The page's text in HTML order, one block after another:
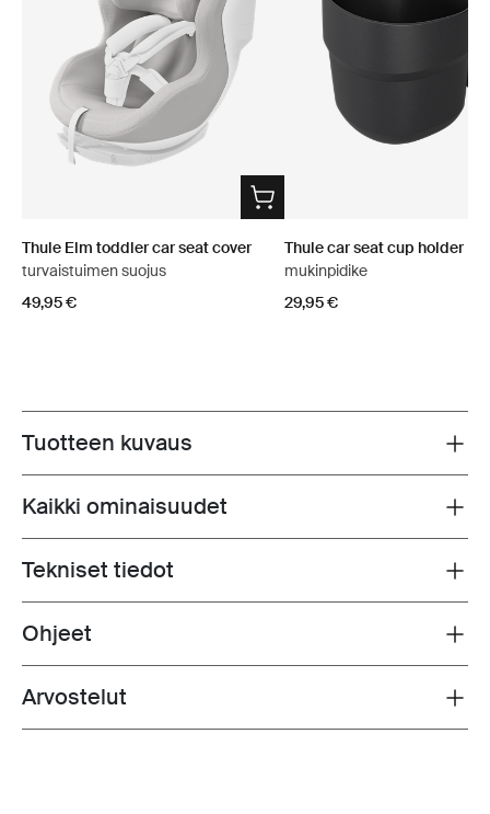
Thule Elm toddler car seat cover
turvaistuimen suojus
49,95 €
Thule car seat cup holder
mukinpidike
29,95 €
Toggle overview
Tuotteen kuvaus
Toggle features
Kaikki ominaisuudet
Toggle techspec
Tekniset tiedot
Toggle guides and instructions
Ohjeet
Toggle overview
Arvostelut